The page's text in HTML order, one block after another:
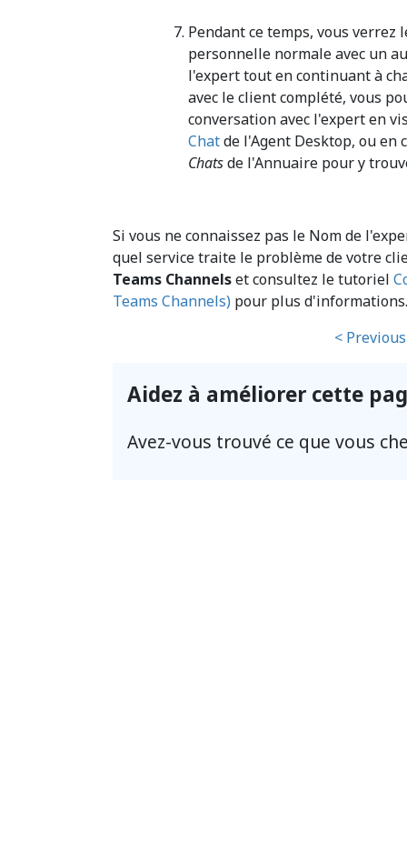
Pendant ce temps, vous verrez
personnelle normale avec un
l'expert tout en continuant à
avec le client complété, vous
conversation avec l'expert en
Chatde l'Agent Desktop, ou
Chatsde l'Annuaire pour y
Si vous ne connaissez pas le Nom de
quel service traite le problème de votre
Teams Channelset consultez le tutoriel
Teams Channels) pour plus d'informations.
< Previous
Aidez à améliorer cette
Avez-vous trouvé ce que vous